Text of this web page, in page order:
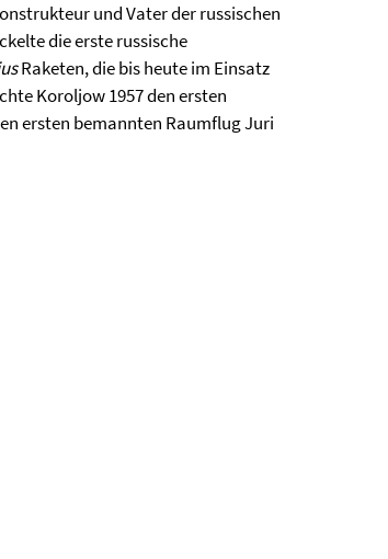
und Vater der russischen
die erste russische
Raketen, die bis heute im Einsatz
Koroljow 1957 den ersten
ersten bemannten Raumflug Juri